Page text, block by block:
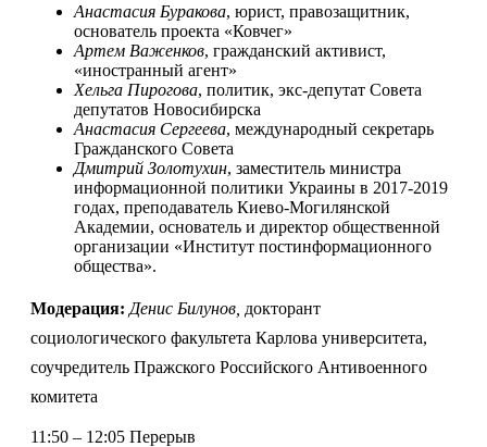
Анастасия Буракова, юрист, правозащитник,
основатель проекта «Ковчег»
Артем Важенков, гражданский активист,
«иностранный агент»
Хельга Пирогова, политик, экс-депутат Совета
депутатов Новосибирска
Анастасия Сергеева, международный секретарь
Гражданского Совета
Дмитрий Золотухин, заместитель министра
информационной политики Украины в 2017-2019
годах, преподаватель Киево-Могилянской
Академии, основатель и директор общественной
организации «Институт постинформационного
общества».
Модерация: Денис Билунов, докторант
социологического факультета Карлова университета,
соучредитель Пражского Российского Антивоенного
комитета
11:50 – 12:05 Перерыв